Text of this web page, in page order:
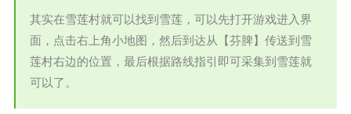
其实在雪莲村就可以找到雪莲，可以先打开游戏进入界
面，点击右上角小地图，然后到达从【芬脾】传送到雪
莲村右边的位置，最后根据路线指引即可采集到雪莲就
可以了。